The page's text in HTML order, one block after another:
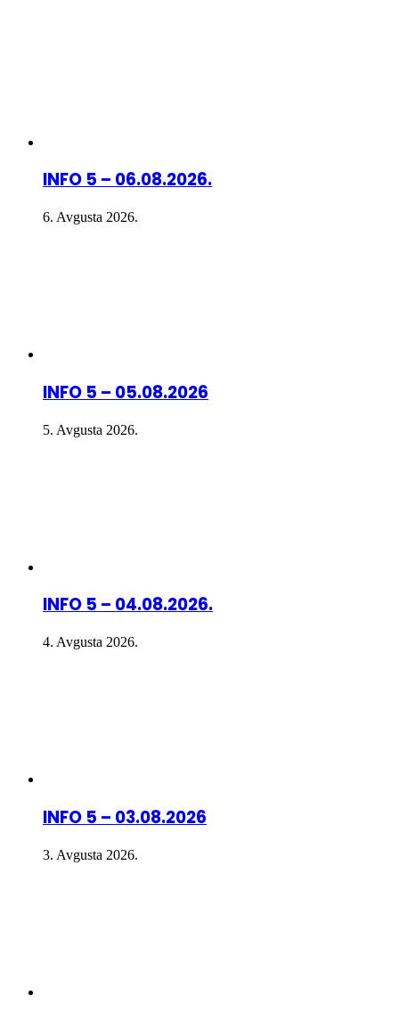
INFO 5 – 06.08.2026.
6. Avgusta 2026.
INFO 5 – 05.08.2026
5. Avgusta 2026.
INFO 5 – 04.08.2026.
4. Avgusta 2026.
INFO 5 – 03.08.2026
3. Avgusta 2026.